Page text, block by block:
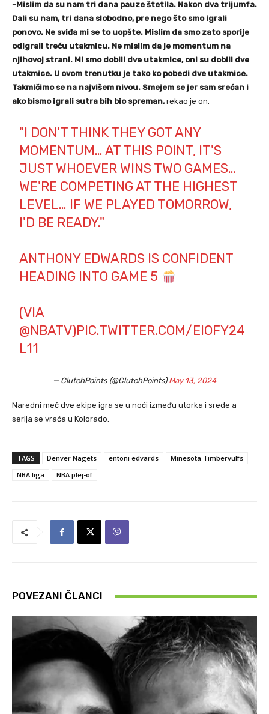
–Mislim da su nam tri dana pauze štetila. Nakon dva trijumfa.
Dali su nam, tri dana slobodno, pre nego što smo igrali
ponovo. Ne sviđa mi se to uopšte. Mislim da smo zato sporije
odigrali treću utakmicu. Ne mislim da je momentum na
njihovoj strani. Mi smo dobili dve utakmice, oni su dobili dve
utakmice. U ovom trenutku je tako ko pobedi dve utakmice.
Takmičimo se na najvišem nivou. Smejem se jer sam srećan i
ako bismo igrali sutra bih bio spreman,rekao je on.
"I DON'T THINK THEY GOT ANY
MOMENTUM… AT THIS POINT, IT'S
JUST WHOEVER WINS TWO GAMES…
WE'RE COMPETING AT THE HIGHEST
LEVEL… IF WE PLAYED TOMORROW,
I'D BE READY."
ANTHONY EDWARDS IS CONFIDENT
HEADING INTO GAME 5
(VIA
@NBATV)PIC.TWITTER.COM/EIOFY24
L11
— ClutchPoints (@ClutchPoints)May 13, 2024
Naredni meč dve ekipe igra se u noći između utorka i srede a
serija se vraća u Kolorado.
TAGS Denver Nagets entoni edvards
Minesota Timbervulfs
NBA liga
NBA plej-of
POVEZANI ČLANCI